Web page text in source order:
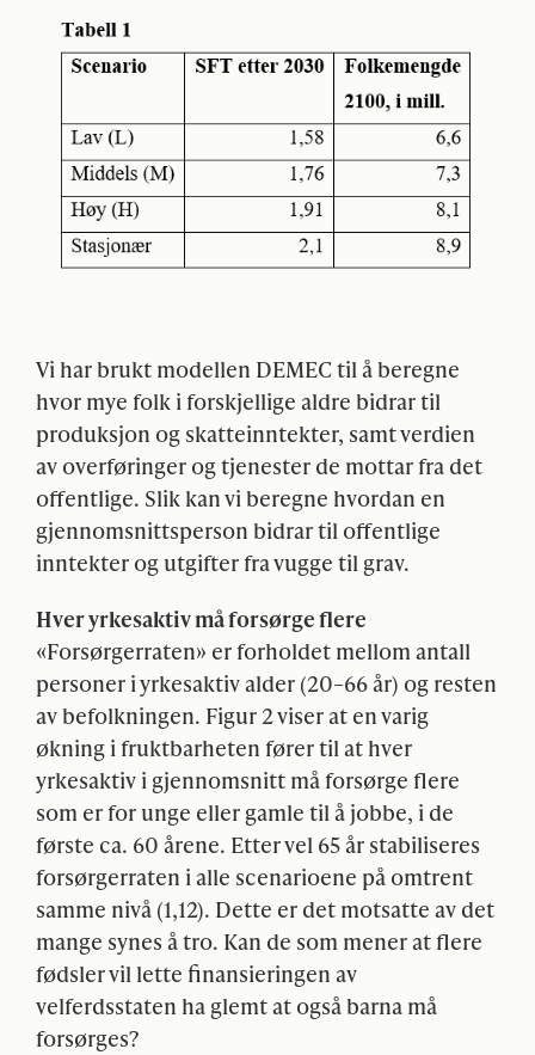
Vi har brukt modellen DEMECtil å beregne
hvor mye folk i forskjellige aldre bidrar til
produksjon og skatteinntekter, samt verdien
av overføringer og tjenester de mottar fra det
offentlige. Slik kan vi beregne hvordan en
gjennomsnittsperson bidrar til offentlige
inntekter og utgifter fra vugge til grav.
Hver yrkesaktiv må forsørge flere
«Forsørgerraten» er forholdet mellom antall
personer i yrkesaktiv alder (20–66 år) og resten
av befolkningen. Figur 2 viser at en varig
økning i fruktbarheten fører til at hver
yrkesaktiv i gjennomsnitt må forsørge flere
som er for unge eller gamle til å jobbe, i de
første ca. 60 årene. Etter vel 65 år stabiliseres
forsørgerraten i alle scenarioene på omtrent
samme nivå (1,12). Dette er det motsatte av det
mange synes å tro. Kan de som mener at flere
fødsler vil lette finansieringen av
velferdsstaten ha glemt at også barna må
forsørges?